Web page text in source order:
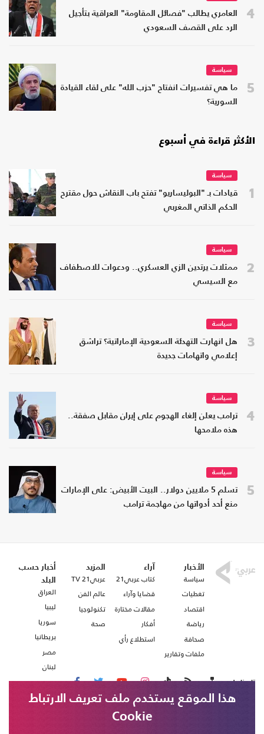
4
العامري يطالب "فصائل المقاومة" العراقية بتأجيل
الرد على القصف السعودي
5
سياسة
ما هي تفسيرات انفتاح "حزب الله" على لقاء القيادة
السورية؟
الأكثر قراءة في أسبوع
1
سياسة
قيادات بـ "البوليساريو" تفتح باب النقاش حول مقترح
الحكم الذاتي المغربي
2
سياسة
ممثلات يرتدين الزي العسكري.. ودعوات للاصطفاف
مع السيسي
3
سياسة
هل انهارت التهدئة السعودية الإماراتية؟ تراشق
إعلامي واتهامات جديدة
4
سياسة
ترامب يعلن إلغاء الهجوم على إيران مقابل صفقة..
هذه ملامحها
5
سياسة
تسلم 5 ملايين دولار.. البيت الأبيض: على الإمارات
منع أحد أدواتها من مهاجمة ترامب
الأخبار
سياسة
تغطيات
اقتصاد
رياضة
صحافة
ملفات وتقارير
آراء
كتاب عربي21
قضايا وآراء
مقالات مختارة
أفكار
استطلاع رأي
المزيد
عربي21 TV
عالم الفن
تكنولوجيا
صحة
أخبار حسب
البلد
العراق
ليبيا
سوريا
بريطانيا
مصر
لبنان
تابعنا على
هذا الموقع يستخدم ملف تعريف الارتباط
Cookie